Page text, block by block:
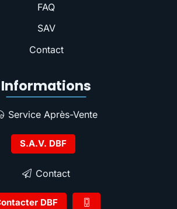
FAQ
SAV
Contact
Informations
Service Après-Vente
S.A.V. DBF
Contact
DBF